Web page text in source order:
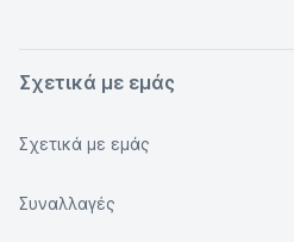
Σχετικά με εμάς
Σχετικά με εμάς
Συναλλαγές